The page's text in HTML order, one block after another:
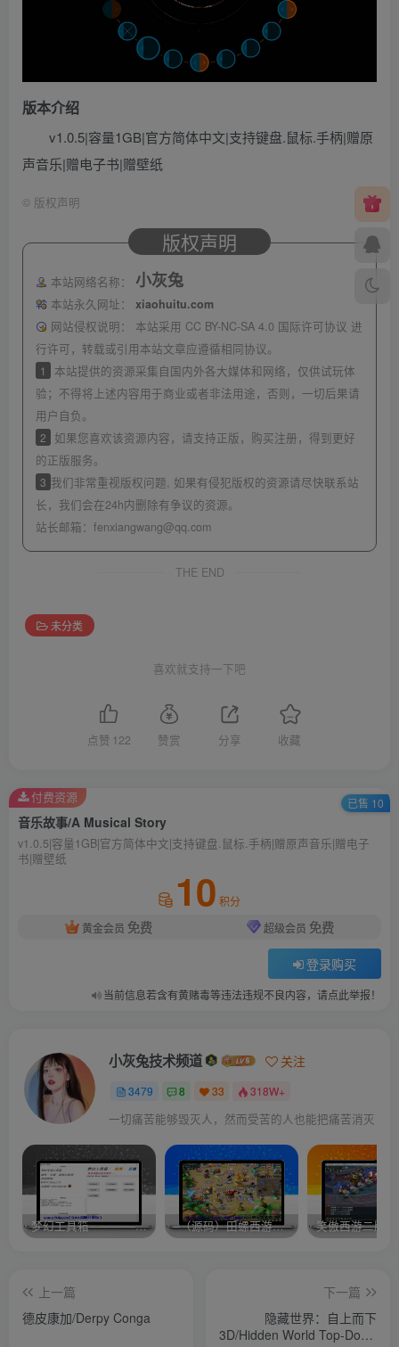
版本介绍
v1.0.5|容量1GB|官方简体中文|支持键盘.鼠标.手柄|赠原
声音乐|赠电子书|赠壁纸
© 版权声明
版权声明
本站网络名称： 小灰兔
本站永久网址：
xiaohuitu.com
网站侵权说明：
本站采用 CC BY-NC-SA 4.0 国际许可协议 进
行许可，转载或引用本站文章应遵循相同协议。
1
本站提供的资源采集自国内外各大媒体和网络，仅供试玩体
验；不得将上述内容用于商业或者非法用途，否则，一切后果请
用户自负。
2
如果您喜欢该资源内容，请支持正版，购买注册，得到更好
的正版服务。
3 我们非常重视版权问题, 如果有侵犯版权的资源请尽快联系站
长，我们会在24h内删除有争议的资源。
站长邮箱： fenxiangwang@qq.com
THE END
未分类
喜欢就支持一下吧
点赞 122 赞赏 分享 收藏
音乐故事/A Musical Story
v1.0.5|容量1GB|官方简体中文|支持键盘.鼠标.手柄|赠原声音乐|赠电子
书|赠壁纸
10 积分
黄金会员 免费 超级会员 免费
登录购买
当前信息若含有黄赌毒等违法违规不良内容，请点此举报！
付费资源 已售 10
小灰兔技术频道 关注
3479 8 33 318W+
一切痛苦能够毁灭人，然而受苦的人也能把痛苦消灭
梦幻工具箱————-免费 –（源码）田螺西游9.0 假人摆摊18门派飞升渡劫化圣助战最新BB谛听…. 笑傲西游二版-
上一篇
德皮康加/Derpy Conga
下一篇
隐藏世界：自上而下
3D/Hidden World Top-Down